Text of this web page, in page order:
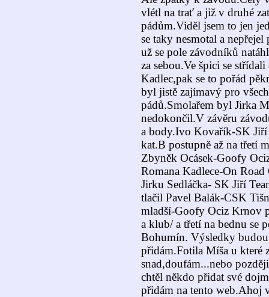
vlétl na trať a již v druhé
pádům.Viděl jsem to jen
se taky nesmotal a
už se pole závodníků
za sebou.Ve špici se
Kadlec,pak se to pořád
byl jistě zajímavý pro
pádů.Smolařem byl Jirka
nedokončil.V závěru
a body.Ivo Kovařík-SK Jiří
kat.B postupně až na třetí
Zbyněk Ocásek-Goofy
Romana Kadlece-On
Jirku Sedláčka- SK Jiří
tlačil Pavel Balák-CSK
mladší-Goofy Ociz Krnov
a klub/ a třetí na bednu se
Bohumín. Výsledky
přidám.Fotila Míša u které
snad,doufám...nebo
chtěl někdo přidat své
přidám na tento web.Ahoj